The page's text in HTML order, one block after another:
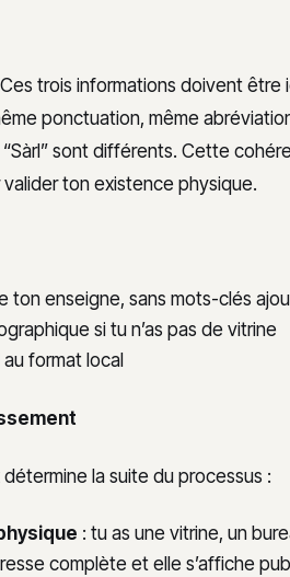
trois informations doivent
ponctuation, même
sont différents. Cette
ton existence physique.
ton enseigne, sans mots-clés
si tu n’as pas de vitrine
format local
la suite du processus :
: tu as une vitrine, un
complète et elle s’affiche